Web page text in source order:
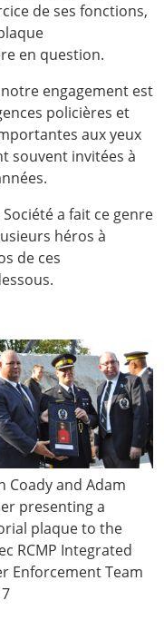
de ses fonctions,
en question.
engagement est
policières et
aux yeux
souvent invitées à
a fait ce genre
héros à
de ces
Coady and Adam
presenting a
plaque to the
RCMP Integrated
Enforcement Team